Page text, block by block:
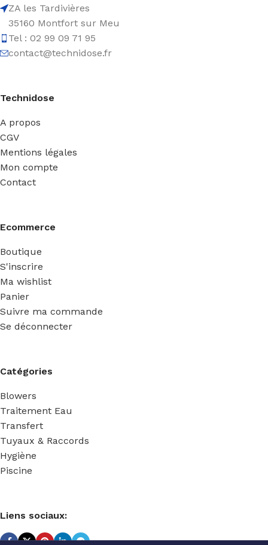
ZA les Tardivières
35160 Montfort sur Meu
Tel : 02 99 09 71 95
contact@technidose.fr
Technidose
A propos
CGV
Mentions légales
Mon compte
Contact
Ecommerce
Boutique
S'inscrire
Ma wishlist
Panier
Suivre ma commande
Se déconnecter
Catégories
Blowers
Traitement Eau
Transfert
Tuyaux & Raccords
Hygiène
Piscine
Liens sociaux: